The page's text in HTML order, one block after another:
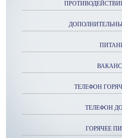
ТЕЛЕФОН
ТЕЛЕФОН
ГОРЯЧЕЕ